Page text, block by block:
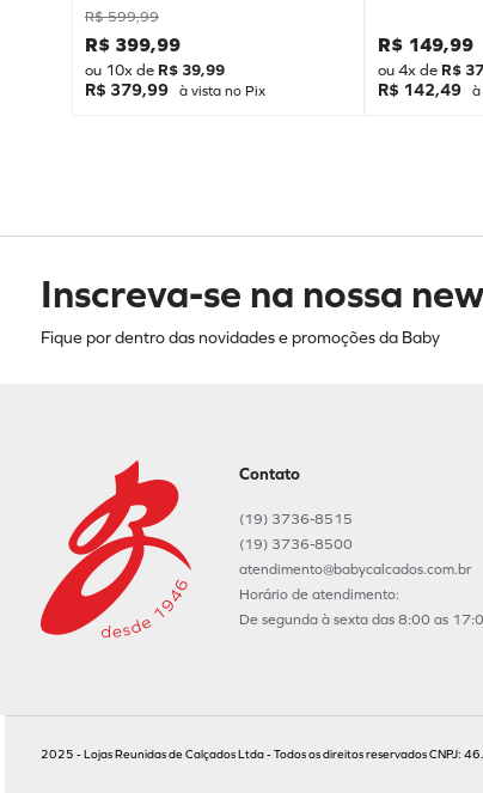
R$ 599,99
R$ 399,99
ou 10x de R$ 39,99
R$ 379,99 à vista no Pix
R$ 149,99
ou4x de R$ 37
R$ 142,49 à
Inscreva-se na nossa
Fique por dentro das novidades e promoções da Baby
Contato
(19) 3736-8515
(19) 3736-8500
atendimento@babycalcados.com.br
Horário de atendimento:
De segunda à sexta das 8:00 as
2025 - Lojas Reunidas de Calçados Ltda - Todos os direitos reservados